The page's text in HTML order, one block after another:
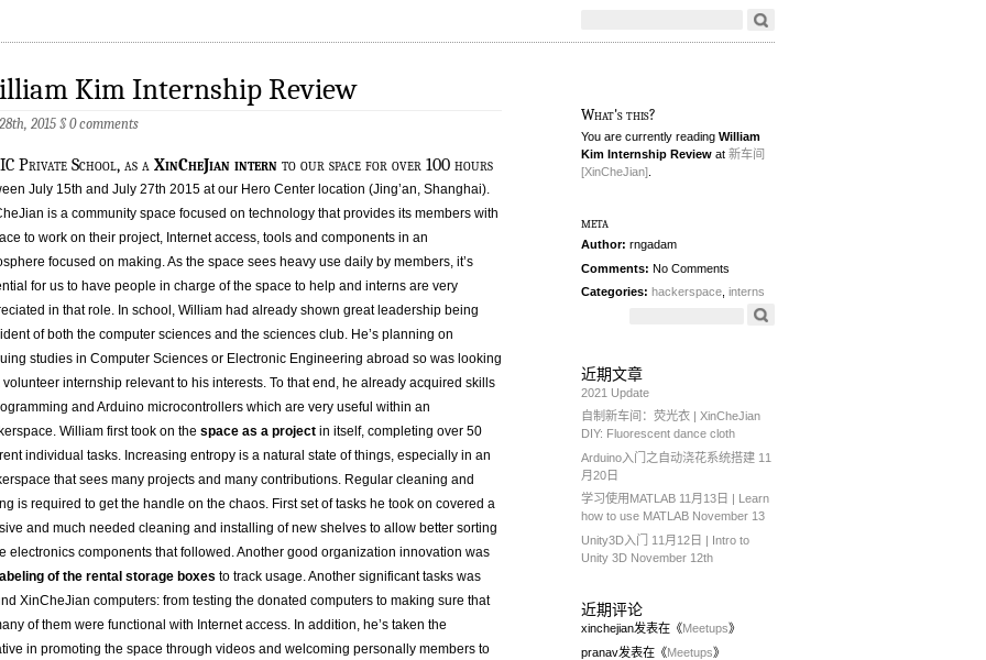
Kim Internship Review
2015 §0 comments
Private School, as a XinCheJian intern to our space for over 100 hours
July 15th and July 27th 2015 at our Hero Center location (Jing’an, Shanghai).
is a community space focused on technology that provides its members with
to work on their project, Internet access, tools and components in an
focused on making. As the space sees heavy use daily by members, it’s
for us to have people in charge of the space to help and interns are very
in that role. In school, William had already shown great leadership being
of both the computer sciences and the sciences club. He’s planning on
studies in Computer Sciences or Electronic Engineering abroad so was looking
volunteer internship relevant to his interests. To that end, he already acquired skills
and Arduino microcontrollers which are very useful within an
William first took on the space as a project in itself, completing over 50
individual tasks. Increasing entropy is a natural state of things, especially in an
that sees many projects and many contributions. Regular cleaning and
is required to get the handle on the chaos. First set of tasks he took on covered a
and much needed cleaning and installing of new shelves to allow better sorting
electronics components that followed. Another good organization innovation was
labeling of the rental storage boxes to track usage. Another significant tasks was
XinCheJian computers: from testing the donated computers to making sure that
of them were functional with Internet access. In addition, he’s taken the
in promoting the space through videos and welcoming personally members to
What's this?
You are currently reading William
Kim Internship Review at 新车间
[XinCheJian]
meta
Author: rngadam
Comments: No Comments
Categories: hackerspace interns
近期文章
2021 Update
自制新车间：荧光衣 | XinCheJian
DIY: Fluorescent dance cloth
Arduino入门之自动浇花系统搭建 11
月20日
学习使用MATLAB 11月13日 | Learn
how to use MATLAB November 13
Unity3D入门 11月12日 | Intro to
Unity 3D November 12th
近期评论
xinchejian发表在《 Meetups》
pranav发表在《Meetups》